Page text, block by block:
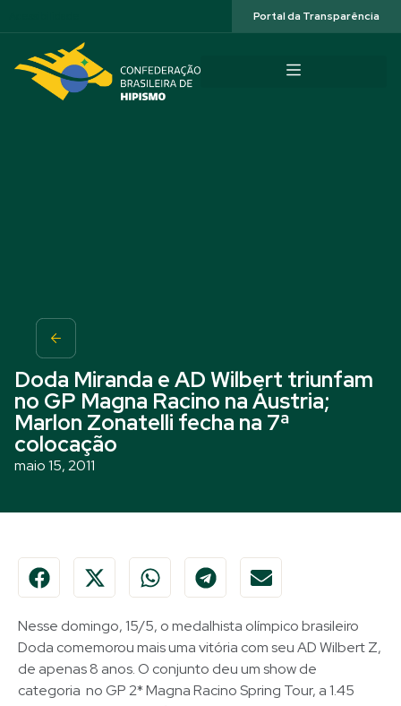
Portal da Transparência
Doda Miranda e AD Wilbert triunfam
no GP Magna Racino na Áustria;
Marlon Zonatelli fecha na 7ª
colocação
maio 15, 2011
Nesse domingo, 15/5, o medalhista olímpico brasileiro
Doda comemorou mais uma vitória com seu AD Wilbert Z,
de apenas 8 anos. O conjunto deu um show de
categoria no GP 2* Magna Racino Spring Tour, a 1.45